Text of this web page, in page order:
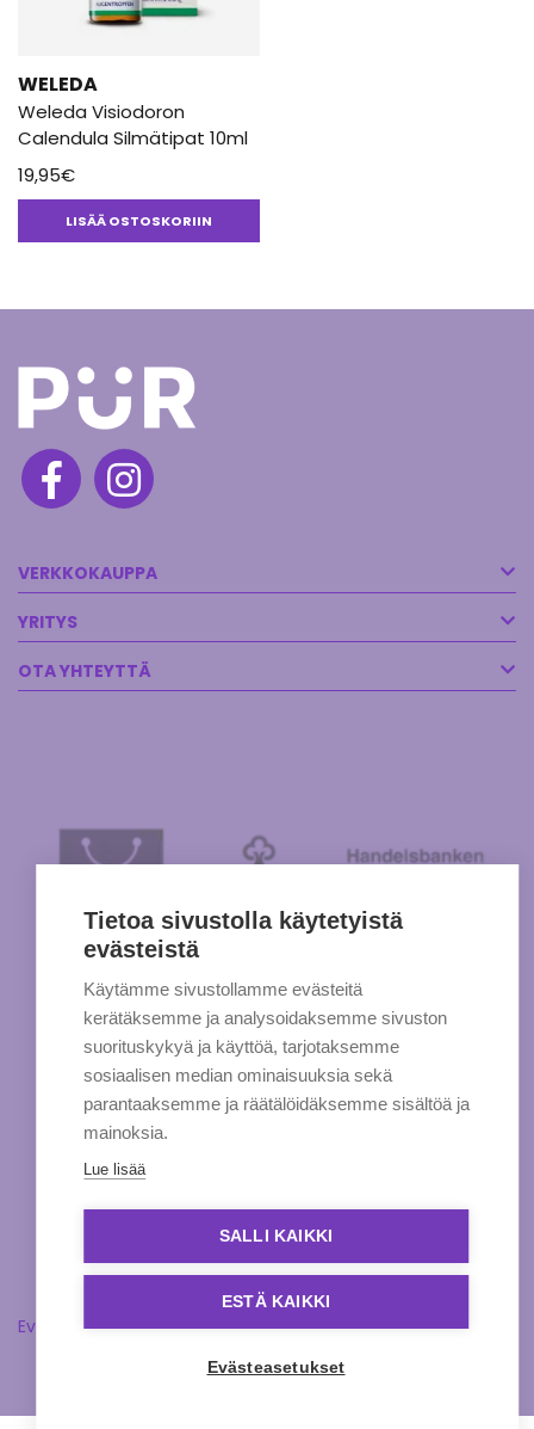
WELEDA
Weleda Visiodoron
Calendula Silmätipat 10ml
19,95€
LISÄÄ OSTOSKORIIN
VERKKOKAUPPA
YRITYS
OTA YHTEYTTÄ
Evästeasetukset
Tietoa sivustolla käytetyistä
evästeistä
Käytämme sivustollamme evästeitä
kerätäksemme ja analysoidaksemme sivuston
suorituskykyä ja käyttöä, tarjotaksemme
sosiaalisen median ominaisuuksia sekä
parantaaksemme ja räätälöidäksemme sisältöä ja
mainoksia.
Lue lisää
SALLI KAIKKI
ESTÄ KAIKKI
Evästeasetukset